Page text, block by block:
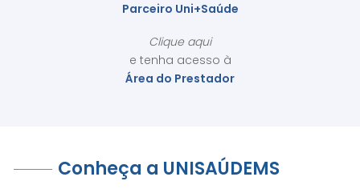
Parceiro Uni+Saúde
Clique aqui
e tenha acesso à
Área do Prestador
Conheça a UNISAÚDEMS